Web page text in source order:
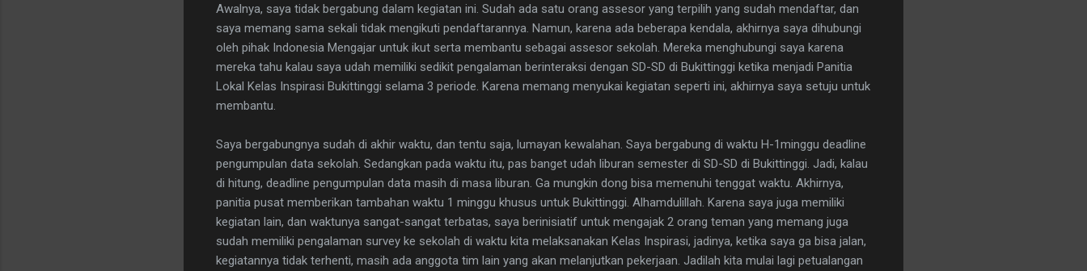
Awalnya, saya tidak bergabung dalam kegiatan ini. Sudah ada satu orang assesor yang terpilih yang sudah mendaftar, dan
saya memang sama sekali tidak mengikuti pendaftarannya. Namun, karena ada beberapa kendala, akhirnya saya dihubungi
oleh pihak Indonesia Mengajar untuk ikut serta membantu sebagai assesor sekolah. Mereka menghubungi saya karena
mereka tahu kalau saya udah memiliki sedikit pengalaman berinteraksi dengan SD-SD di Bukittinggi ketika menjadi Panitia
Lokal Kelas Inspirasi Bukittinggi selama 3 periode. Karena memang menyukai kegiatan seperti ini, akhirnya saya setuju untuk
membantu.
Saya bergabungnya sudah di akhir waktu, dan tentu saja, lumayan kewalahan. Saya bergabung di waktu H-1minggu deadline
pengumpulan data sekolah. Sedangkan pada waktu itu, pas banget udah liburan semester di SD-SD di Bukittinggi. Jadi, kalau
di hitung, deadline pengumpulan data masih di masa liburan. Ga mungkin dong bisa memenuhi tenggat waktu. Akhirnya,
panitia pusat memberikan tambahan waktu 1 minggu khusus untuk Bukittinggi. Alhamdulillah. Karena saya juga memiliki
kegiatan lain, dan waktunya sangat-sangat terbatas, saya berinisiatif untuk mengajak 2 orang teman yang memang juga
sudah memiliki pengalaman survey ke sekolah di waktu kita melaksanakan Kelas Inspirasi, jadinya, ketika saya ga bisa jalan,
kegiatannya tidak terhenti, masih ada anggota tim lain yang akan melanjutkan pekerjaan. Jadilah kita mulai lagi petualangan